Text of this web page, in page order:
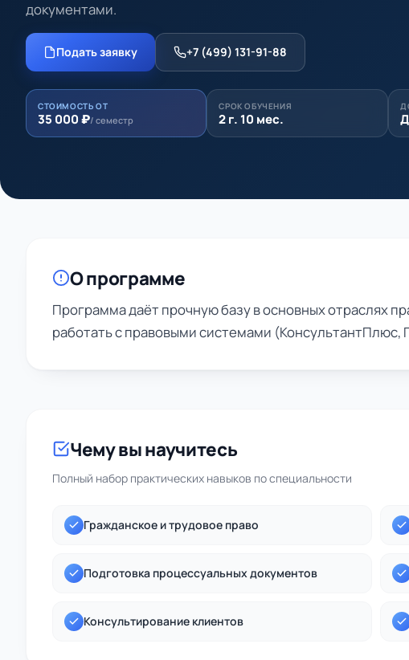
документами.
Подать заявку +7 (499) 131-91-88
СТОИМОСТЬ ОТ
35 000 ₽/ семестр
СРОК ОБУЧЕНИЯ
2 г. 10 мес.
О программе
Программа даёт прочную базу в основных отраслях
работать с правовыми системами (КонсультантПлюс,
Чему вы научитесь
Полный набор практических навыков по специальности
Гражданское и трудовое право
Подготовка процессуальных документов
Консультирование клиентов